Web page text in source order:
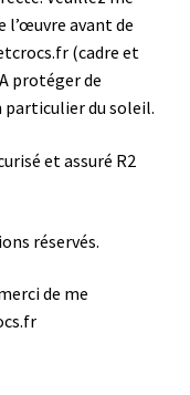
l’œuvre avant de
(cadre et
protéger de
particulier du soleil.
et assuré R2
réservés.
de me